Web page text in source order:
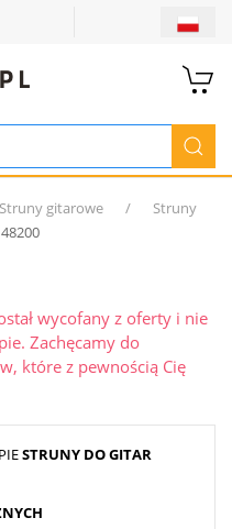
Struny gitarowe
Struny
wycofany z oferty i nie
Zachęcamy do
które z pewnością Cię
STRUNY DO GITAR